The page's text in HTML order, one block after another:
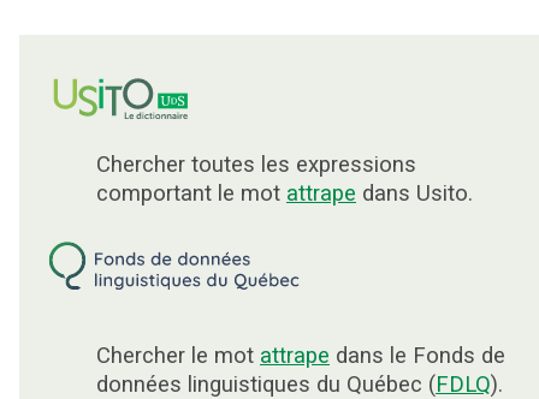
Chercher toutes les expressions
comportant le mot attrape dans Usito.
Chercher le mot attrape dans le Fonds de
données linguistiques du Québec (FDLQ).